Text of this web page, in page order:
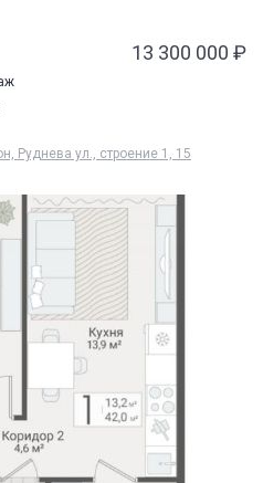
13 300 000 ₽
Руднева ул., строение 1, 15